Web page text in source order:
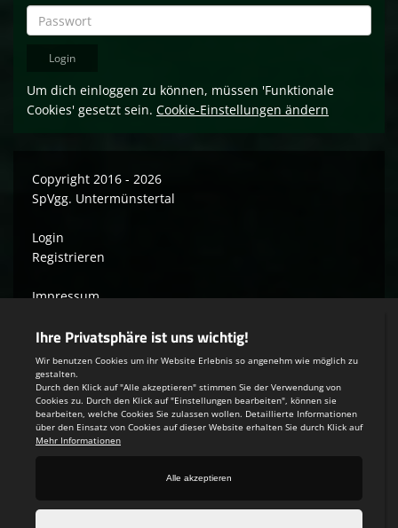
Um dich einloggen zu können, müssen 'Funktionale
Cookies' gesetzt sein. Cookie-Einstellungen ändern
Copyright 2016 - 2026
SpVgg. Untermünstertal
Login
Registrieren
Impressum
Teamsports 2
Dein Sportverein online